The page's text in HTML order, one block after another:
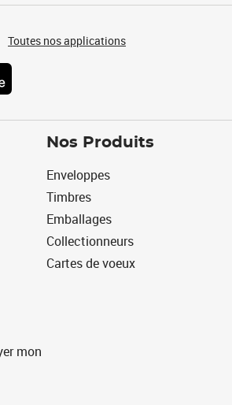
Toutes nos applications
mon
Nos Produits
Enveloppes
Timbres
Emballages
Collectionneurs
Cartes de voeux